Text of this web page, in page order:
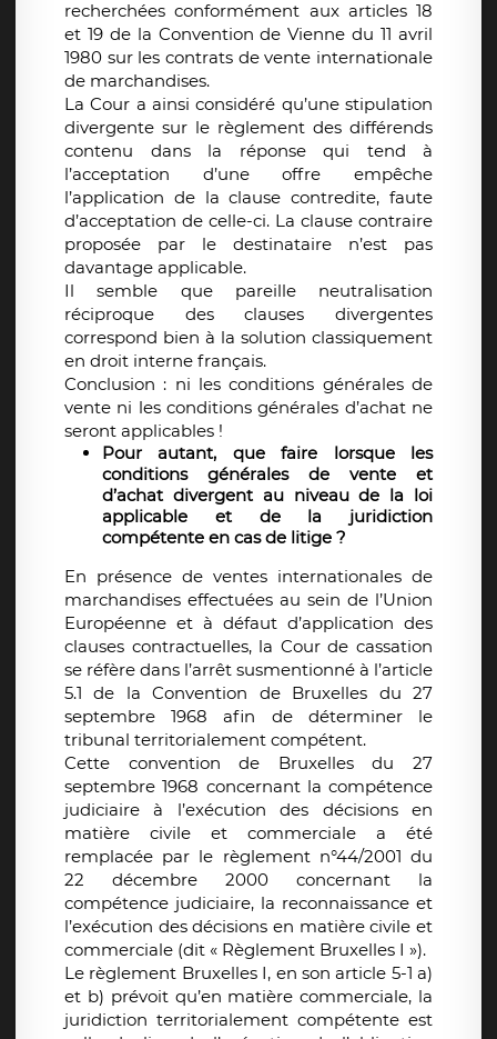
recherchées conformément aux articles 18
et 19 de la Convention de Vienne du 11 avril
1980 sur les contrats de vente internationale
de marchandises.
La Cour a ainsi considéré qu’une stipulation
divergente sur le règlement des différends
contenu dans la réponse qui tend à
l’acceptation d’une offre empêche
l’application de la clause contredite, faute
d’acceptation de celle-ci. La clause contraire
proposée par le destinataire n’est pas
davantage applicable.
Il semble que pareille neutralisation
réciproque des clauses divergentes
correspond bien à la solution classiquement
en droit interne français.
Conclusion : ni les conditions générales de
vente ni les conditions générales d’achat ne
seront applicables !
Pour autant, que faire lorsque les
conditions générales de vente et
d’achat divergent au niveau de la loi
applicable et de la juridiction
compétente en cas de litige ?
En présence de ventes internationales de
marchandises effectuées au sein de l’Union
Européenne et à défaut d’application des
clauses contractuelles, la Cour de cassation
se réfère dans l’arrêt susmentionné à l’article
5.1 de la Convention de Bruxelles du 27
septembre 1968 afin de déterminer le
tribunal territorialement compétent.
Cette convention de Bruxelles du 27
septembre 1968 concernant la compétence
judiciaire à l’exécution des décisions en
matière civile et commerciale a été
remplacée par le règlement n°44/2001 du
22 décembre 2000 concernant la
compétence judiciaire, la reconnaissance et
l’exécution des décisions en matière civile et
commerciale (dit « Règlement Bruxelles I »).
Le règlement Bruxelles I, en son article 5-1 a)
et b) prévoit qu’en matière commerciale, la
juridiction territorialement compétente est